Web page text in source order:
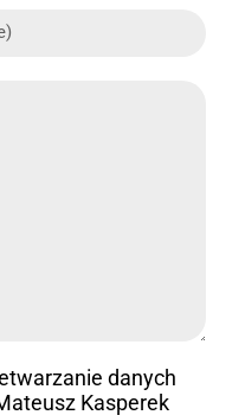
danych
Kasperek